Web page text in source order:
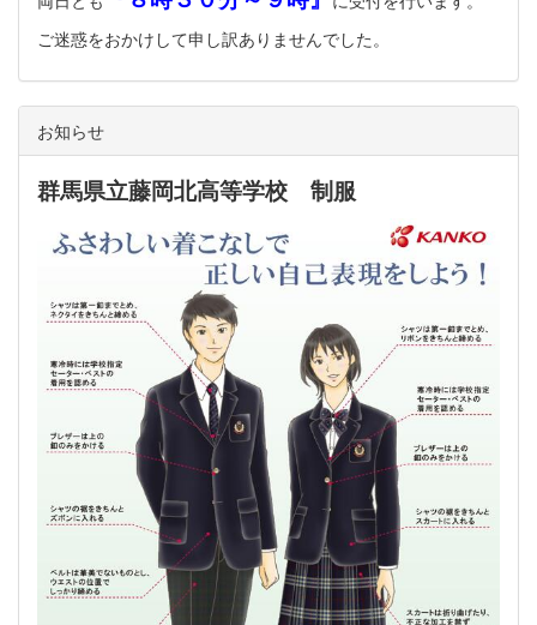
ご迷惑をおかけして申し訳ありませんでした。
お知らせ
群馬県立藤岡北高等学校 制服